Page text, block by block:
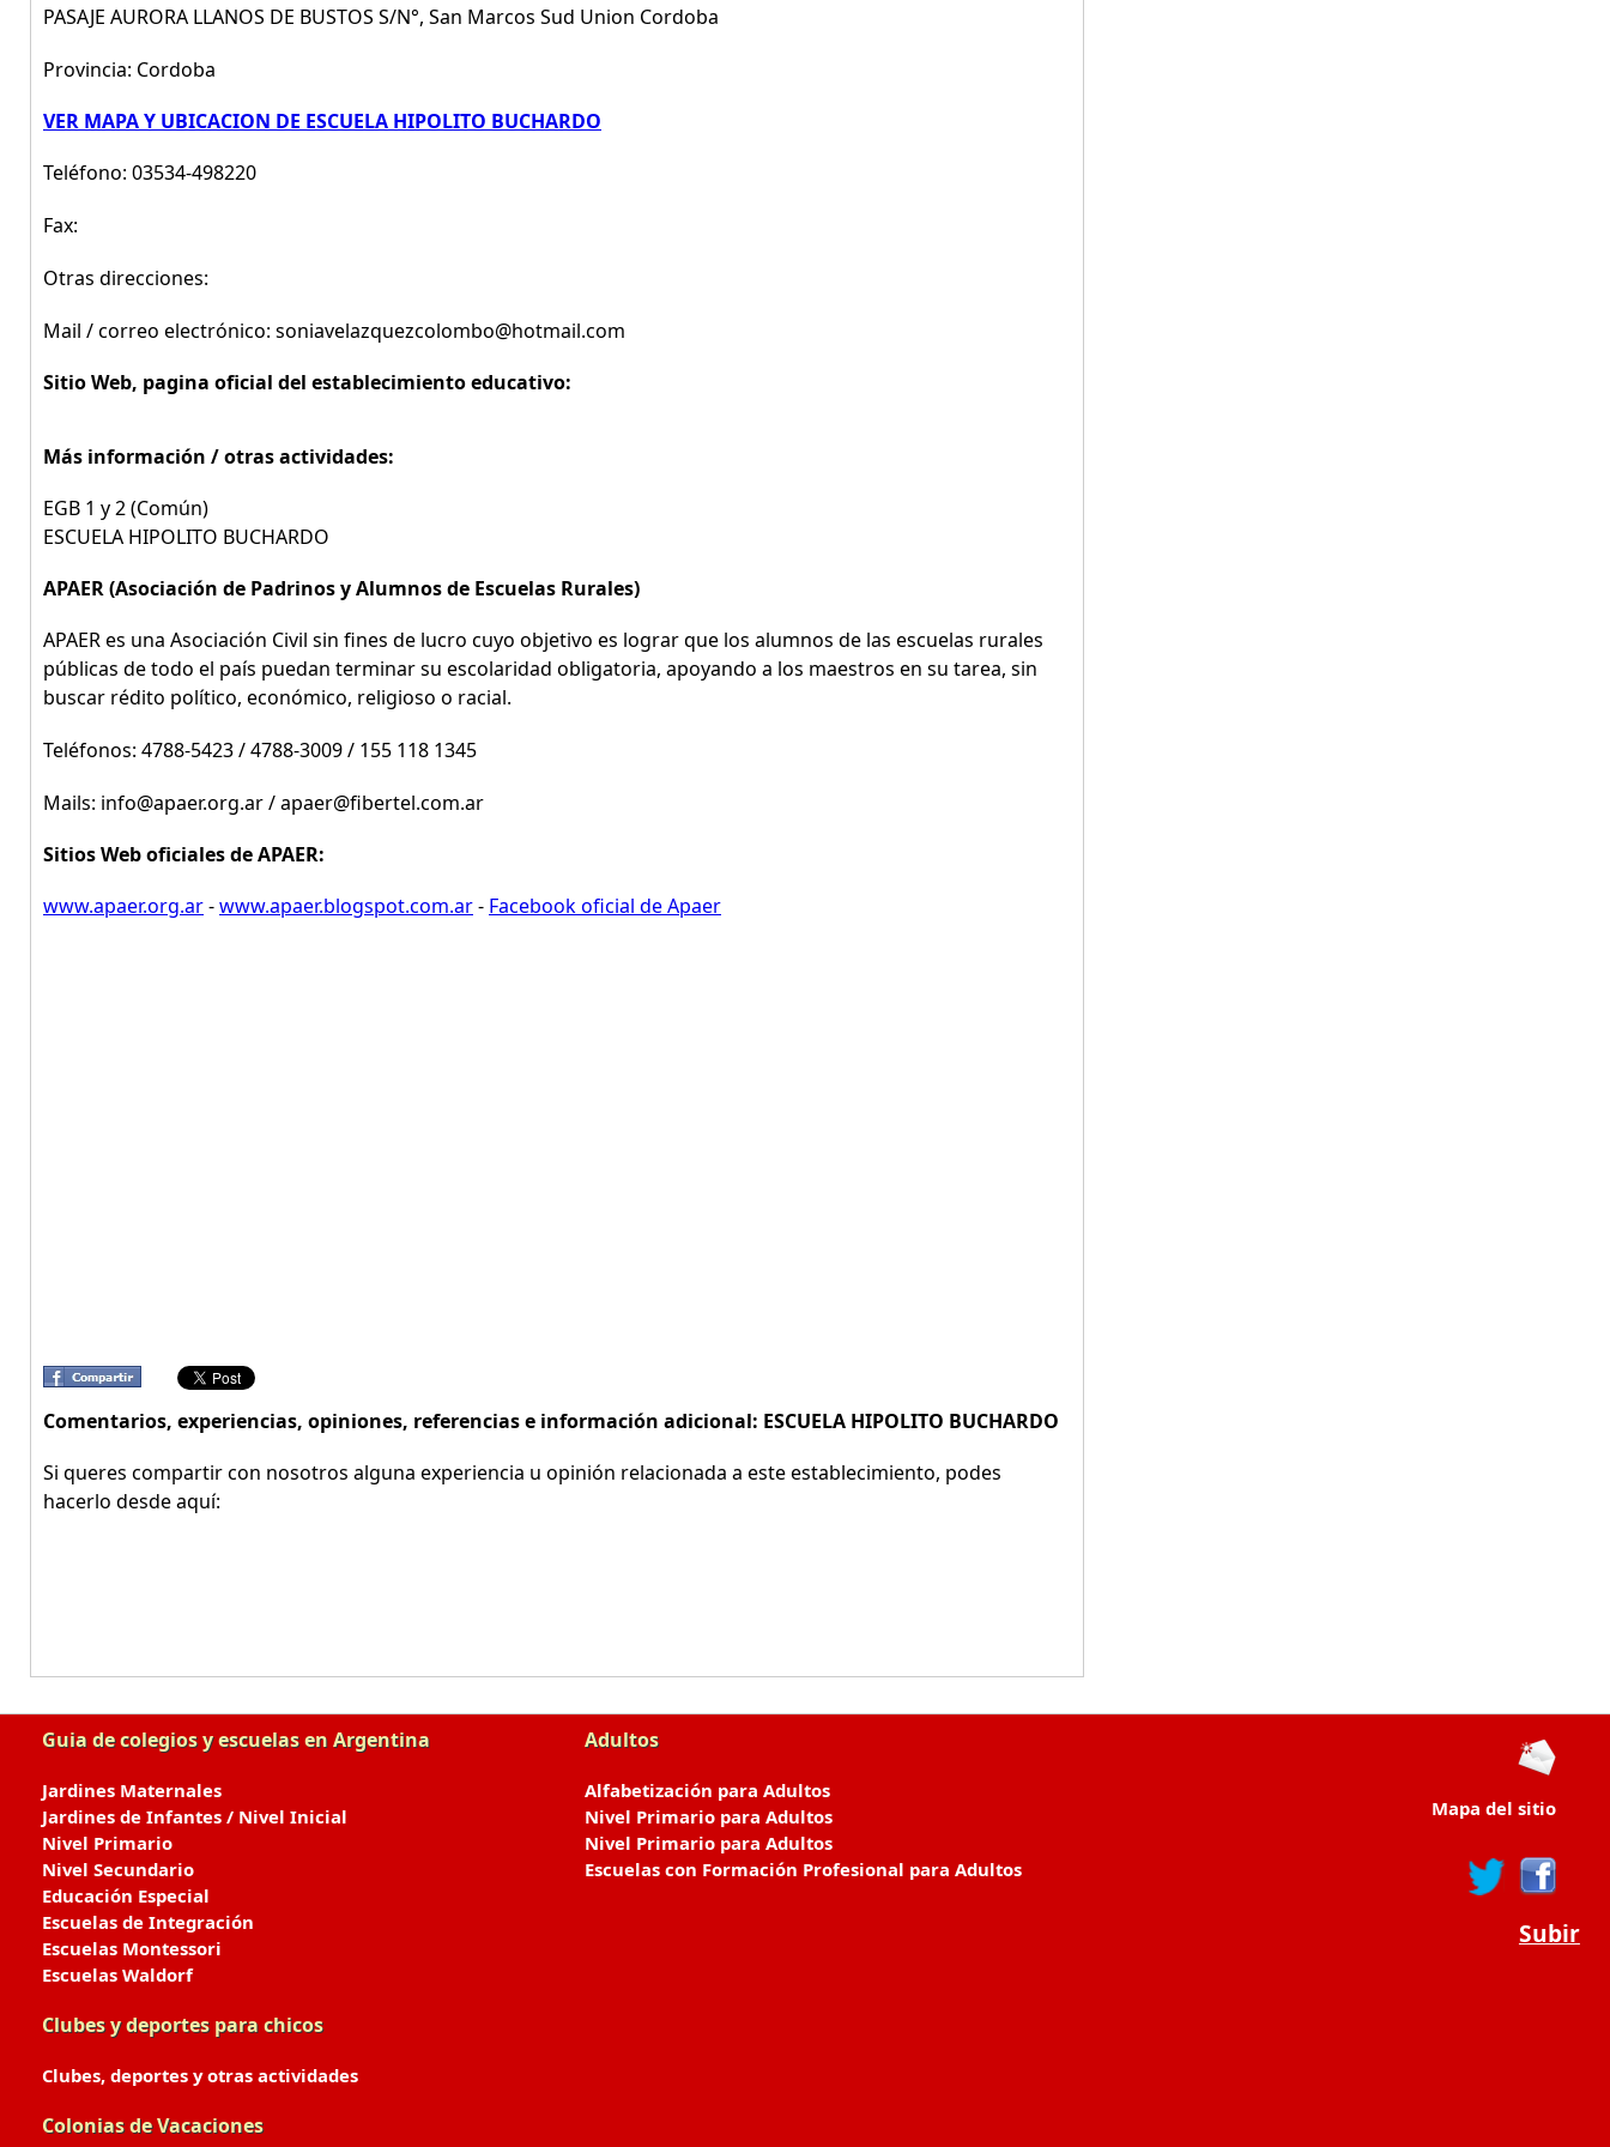
PASAJE AURORA LLANOS DE BUSTOS S/N°, San Marcos Sud Union Cordoba
Provincia: Cordoba
VER MAPA Y UBICACION DE ESCUELA HIPOLITO BUCHARDO
Teléfono: 03534-498220
Fax:
Otras direcciones:
Mail / correo electrónico: soniavelazquezcolombo@hotmail.com
Sitio Web, pagina oficial del establecimiento educativo:
Más información / otras actividades:
EGB 1 y 2 (Común)
ESCUELA HIPOLITO BUCHARDO
APAER (Asociación de Padrinos y Alumnos de Escuelas Rurales)
APAER es una Asociación Civil sin fines de lucro cuyo objetivo es lograr que los alumnos de las escuelas rurales
públicas de todo el país puedan terminar su escolaridad obligatoria, apoyando a los maestros en su tarea, sin
buscar rédito político, económico, religioso o racial.
Teléfonos: 4788-5423 / 4788-3009 / 155 118 1345
Mails: info@apaer.org.ar / apaer@fibertel.com.ar
Sitios Web oficiales de APAER:
www.apaer.org.ar-www.apaer.blogspot.com.ar- Facebook oficial de Apaer
Comentarios, experiencias, opiniones, referencias e información adicional: ESCUELA HIPOLITO BUCHARDO
Si queres compartir con nosotros alguna experiencia u opinión relacionada a este establecimiento, podes
hacerlo desde aquí:
Guia de colegios y escuelas en Argentina
Jardines Maternales
Jardines de Infantes / Nivel Inicial
Nivel Primario
Nivel Secundario
Educación Especial
Escuelas de Integración
Escuelas Montessori
Escuelas Waldorf
Clubes y deportes para chicos
Clubes, deportes y otras actividades
Colonias de Vacaciones
Adultos
Alfabetización para Adultos
Nivel Primario para Adultos
Nivel Primario para Adultos
Escuelas con Formación Profesional para Adultos
Mapa del sitio
Subir